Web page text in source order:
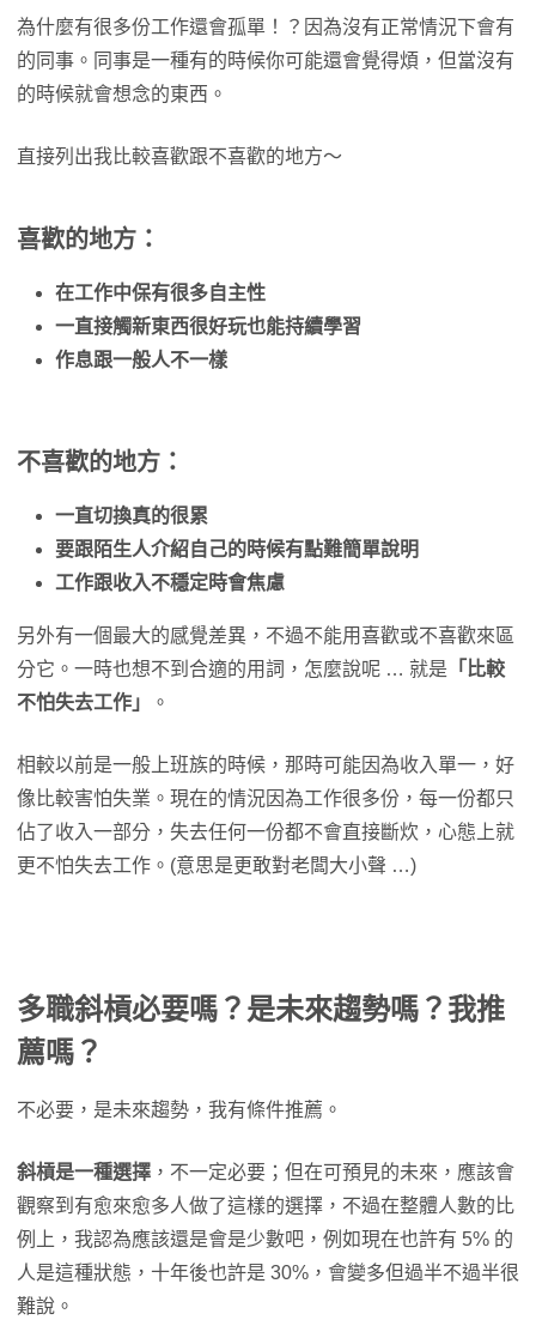
為什麼有很多份工作還會孤單！？因為沒有正常情況下會有
的同事。同事是一種有的時候你可能還會覺得煩，但當沒有
的時候就會想念的東西。
直接列出我比較喜歡跟不喜歡的地方～
喜歡的地方：
在工作中保有很多自主性
一直接觸新東西很好玩也能持續學習
作息跟一般人不一樣
不喜歡的地方：
一直切換真的很累
要跟陌生人介紹自己的時候有點難簡單說明
工作跟收入不穩定時會焦慮
另外有一個最大的感覺差異，不過不能用喜歡或不喜歡來區
分它。一時也想不到合適的用詞，怎麼說呢 … 就是 「比較
不怕失去工作」
。
相較以前是一般上班族的時候，那時可能因為收入單一，好
像比較害怕失業。現在的情況因為工作很多份，每一份都只
佔了收入一部分，失去任何一份都不會直接斷炊，心態上就
更不怕失去工作。(意思是更敢對老闆大小聲 …)
多職斜槓必要嗎？是未來趨勢嗎？我推
薦嗎？
不必要，是未來趨勢，我有條件推薦。
斜槓是一種選擇 ，不一定必要；但在可預見的未來，應該會
觀察到有愈來愈多人做了這樣的選擇，不過在整體人數的比
例上，我認為應該還是會是少數吧，例如現在也許有 5% 的
人是這種狀態，十年後也許是 30%，會變多但過半不過半很
難說。